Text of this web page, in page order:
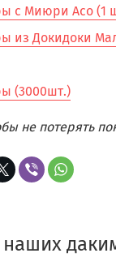
с Миюри Асо (1
из Докидоки
(3000шт.)
не потерять